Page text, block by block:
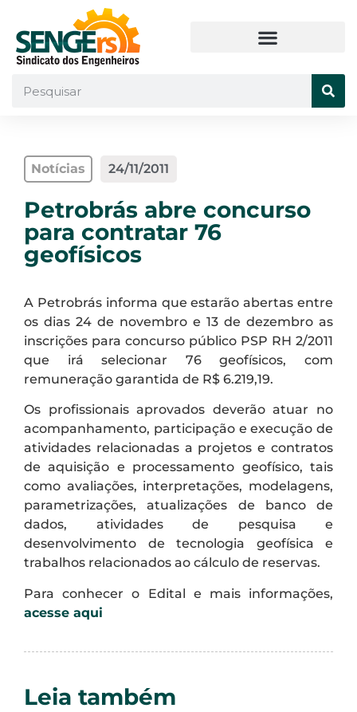
Notícias 24/11/2011
Petrobrás abre concurso
para contratar 76
geofísicos
A Petrobrás informa que estarão abertas entre
os dias 24 de novembro e 13 de dezembro as
inscrições para concurso público PSP RH 2/2011
que irá selecionar 76 geofísicos, com
remuneração garantida de R$ 6.219,19.
Os profissionais aprovados deverão atuar no
acompanhamento, participação e execução de
atividades relacionadas a projetos e contratos
de aquisição e processamento geofísico, tais
como avaliações, interpretações, modelagens,
parametrizações, atualizações de banco de
dados, atividades de pesquisa e
desenvolvimento de tecnologia geofísica e
trabalhos relacionados ao cálculo de reservas.
Para conhecer o Edital e mais informações,
acesse aqui
Leia também